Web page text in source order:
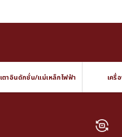
เตาอินดักชั่น/แม่เหล็กไฟฟ้า เครื่